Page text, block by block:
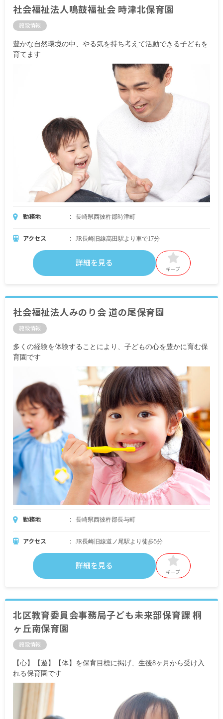
社会福祉法人鳴鼓福祉会 時津北保育園
施設情報
豊かな自然環境の中、やる気を持ち考えて活動できる子どもを
育てます
勤務地 長崎県西彼杵郡時津町
アクセス JR長崎旧線高田駅より車で17分
詳細を見る
キープ
社会福祉法人みのり会 道の尾保育園
施設情報
多くの経験を体験することにより、子どもの心を豊かに育む保
育園です
勤務地 長崎県西彼杵郡長与町
アクセス JR長崎旧線道ノ尾駅より徒歩5分
詳細を見る
キープ
北区教育委員会事務局子ども未来部保育課 桐
ヶ丘南保育園
施設情報
【心】【遊】【体】を保育目標に掲げ、生後8ヶ月から受け入
れる保育園です